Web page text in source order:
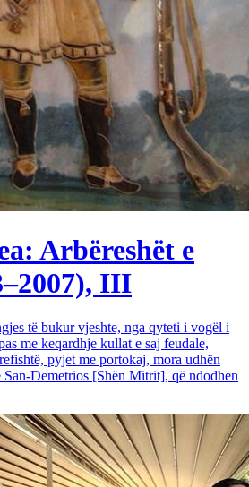
Arbëreshët e
III
të bukur vjeshte, nga qyteti i vogël i
me keqardhje kullat e saj feudale,
pyjet me portokaj, mora udhën
Demetrios [Shën Mitrit], që ndodhen